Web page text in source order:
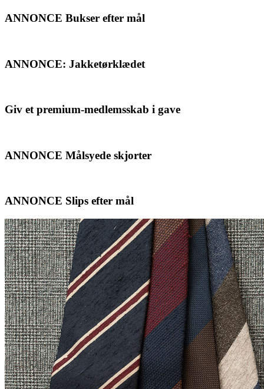
ANNONCE Bukser efter mål
ANNONCE: Jakketørklædet
Giv et premium-medlemsskab i gave
ANNONCE Målsyede skjorter
ANNONCE Slips efter mål